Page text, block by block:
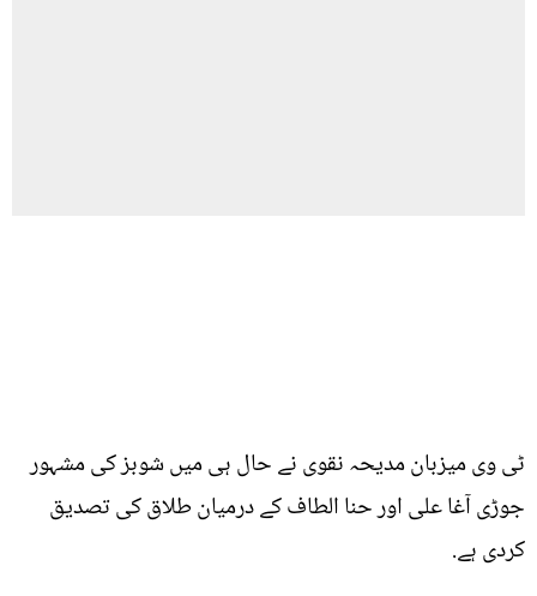
ٹی وی میزبان مدیحہ نقوی نے حال ہی میں شوبز کی مشہور
جوڑی آغا علی اور حنا الطاف کے درمیان طلاق کی تصدیق
کردی ہے.